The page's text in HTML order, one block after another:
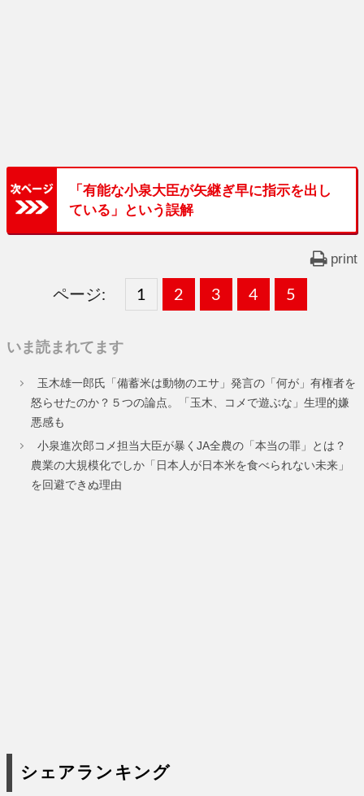
「有能な小泉大臣が矢継ぎ早に指示を出し
ている」という誤解
print
ページ:
固
ー
1 ,
固
ー
2 ,
固
ー
3 ,
固
ー
4 ,
固
ー
5
いま読まれてます
玉木雄一郎氏「備蓄米は動物のエサ」発言の「何が」有権者を
怒らせたのか？５つの論点。「玉木、コメで遊ぶな」生理的嫌
悪感も
小泉進次郎コメ担当大臣が暴くJA全農の「本当の罪」とは？
農業の大規模化でしか「日本人が日本米を食べられない未来」
を回避できぬ理由
シェアランキング